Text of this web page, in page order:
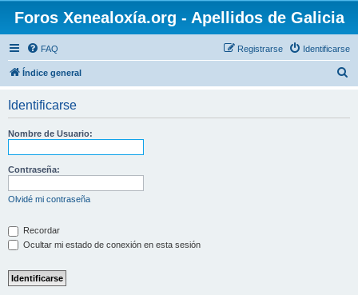
Foros Xenealoxía.org - Apellidos de Galicia
FAQ Identificarse
Registrarse
Índice general
Identificarse
Nombre de Usuario:
Contraseña:
Olvidé mi contraseña
Recordar
Ocultar mi estado de conexión en esta sesión